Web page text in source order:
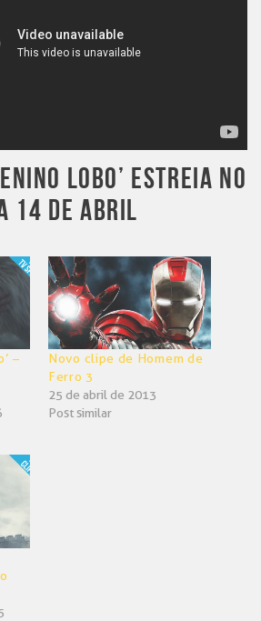
LOBO’ ESTREIA NO
14 DE ABRIL
–
Novo clipe de Homem de
Ferro 3
25 de abril de 2013
Post similar